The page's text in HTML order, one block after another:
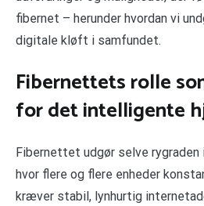
fibernet – herunder hvordan vi
digitale kløft i samfundet.
Fibernettets rolle
for det intelligente
Fibernettet udgør selve
hvor flere og flere enheder
kræver stabil, lynhurtig